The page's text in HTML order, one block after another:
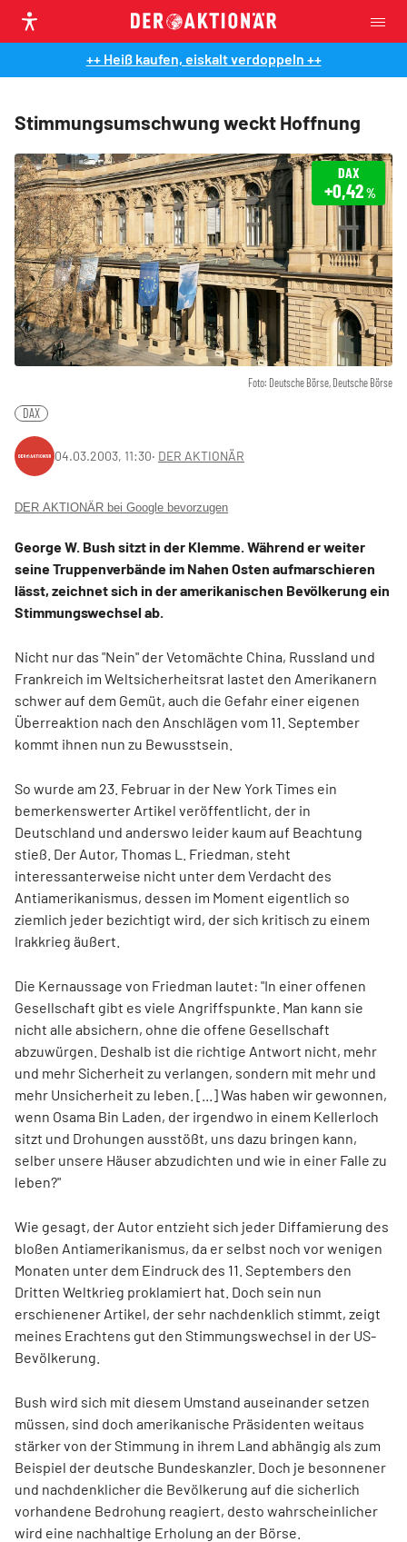
++ Heiß kaufen, eiskalt verdoppeln ++
Stimmungsumschwung weckt Hoffnung
Foto: Deutsche Börse, Deutsche Börse
DAX
+0,42%
DAX
04.03.2003, 11:30‧ DER AKTIONÄR
DER AKTIONÄR bei Google bevorzugen
George W. Bush sitzt in der Klemme. Während er weiter
seine Truppenverbände im Nahen Osten aufmarschieren
lässt, zeichnet sich in der amerikanischen Bevölkerung ein
Stimmungswechsel ab.
Nicht nur das "Nein" der Vetomächte China, Russland und
Frankreich im Weltsicherheitsrat lastet den Amerikanern
schwer auf dem Gemüt, auch die Gefahr einer eigenen
Überreaktion nach den Anschlägen vom 11. September
kommt ihnen nun zu Bewusstsein.
So wurde am 23. Februar in der New York Times ein
bemerkenswerter Artikel veröffentlicht, der in
Deutschland und anderswo leider kaum auf Beachtung
stieß. Der Autor, Thomas L. Friedman, steht
interessanterweise nicht unter dem Verdacht des
Antiamerikanismus, dessen im Moment eigentlich so
ziemlich jeder bezichtigt wird, der sich kritisch zu einem
Irakkrieg äußert.
Die Kernaussage von Friedman lautet: "In einer offenen
Gesellschaft gibt es viele Angriffspunkte. Man kann sie
nicht alle absichern, ohne die offene Gesellschaft
abzuwürgen. Deshalb ist die richtige Antwort nicht, mehr
und mehr Sicherheit zu verlangen, sondern mit mehr und
mehr Unsicherheit zu leben. [...] Was haben wir gewonnen,
wenn Osama Bin Laden, der irgendwo in einem Kellerloch
sitzt und Drohungen ausstößt, uns dazu bringen kann,
selber unsere Häuser abzudichten und wie in einer Falle zu
leben?"
Wie gesagt, der Autor entzieht sich jeder Diffamierung des
bloßen Antiamerikanismus, da er selbst noch vor wenigen
Monaten unter dem Eindruck des 11. Septembers den
Dritten Weltkrieg proklamiert hat. Doch sein nun
erschienener Artikel, der sehr nachdenklich stimmt, zeigt
meines Erachtens gut den Stimmungswechsel in der US-
Bevölkerung.
Bush wird sich mit diesem Umstand auseinander setzen
müssen, sind doch amerikanische Präsidenten weitaus
stärker von der Stimmung in ihrem Land abhängig als zum
Beispiel der deutsche Bundeskanzler. Doch je besonnener
und nachdenklicher die Bevölkerung auf die sicherlich
vorhandene Bedrohung reagiert, desto wahrscheinlicher
wird eine nachhaltige Erholung an der Börse.